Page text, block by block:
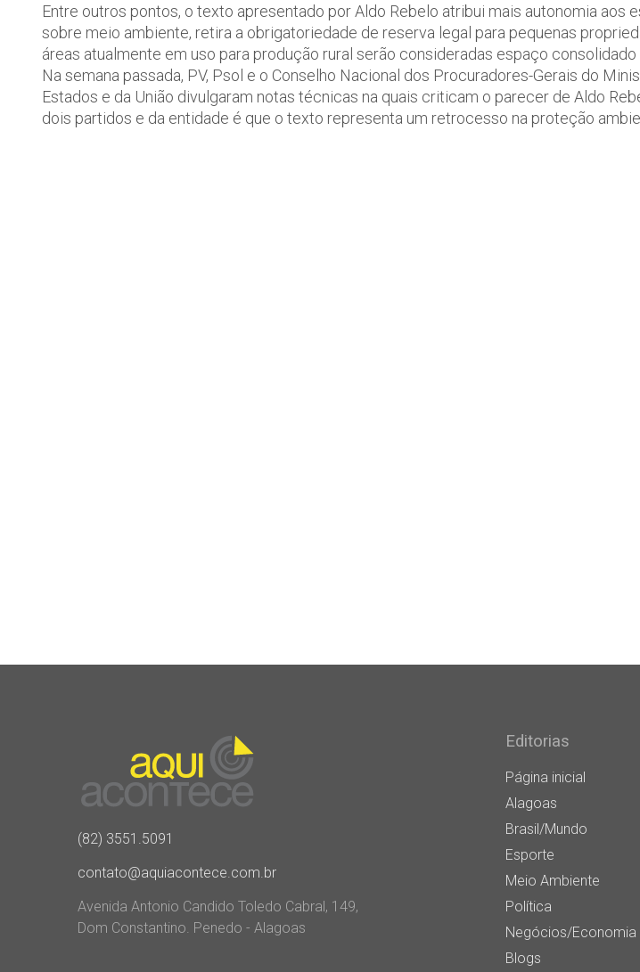
Entre outros pontos, o texto apresentado por Aldo Rebelo atribui mais autonomia aos
sobre meio ambiente, retira a obrigatoriedade de reserva legal para pequenas
áreas atualmente em uso para produção rural serão consideradas espaço consolidado
Na semana passada, PV, Psol e o Conselho Nacional dos Procuradores-Gerais do
Estados e da União divulgaram notas técnicas na quais criticam o parecer de Aldo
dois partidos e da entidade é que o texto representa um retrocesso na proteção
(82) 3551.5091
contato@aquiacontece.com.br
Avenida Antonio Candido Toledo Cabral, 149,
Dom Constantino. Penedo - Alagoas
Editorias
Página inicial
Alagoas
Brasil/Mundo
Esporte
Meio Ambiente
Política
Negócios/Economia
Blogs